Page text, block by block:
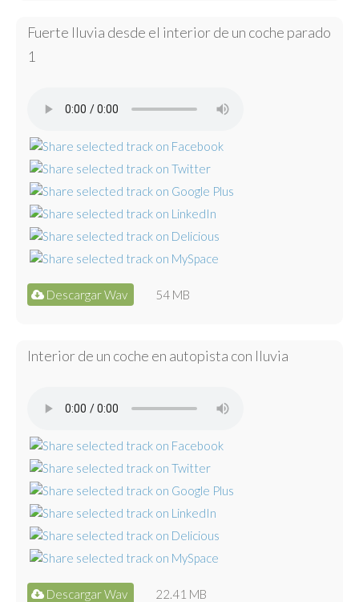
Fuerte lluvia desde el interior de un coche parado
1
Descargar Wav 54 MB
Interior de un coche en autopista con lluvia
Descargar Wav 22.41 MB